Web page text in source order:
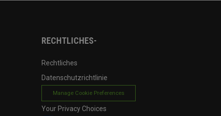
RECHTLICHES-
Rechtliches
Datenschutzrichtlinie
Manage Cookie Preferences
Your Privacy Choices